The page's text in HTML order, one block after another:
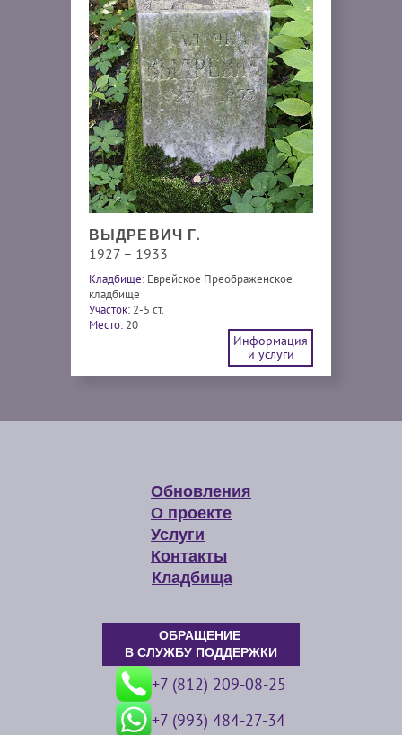
ВЫДРЕВИЧ Г.
1927 – 1933
Кладбище: Еврейское Преображенское
кладбище
Участок: 2-5 ст.
Место: 20
Информация
и услуги
Обновления
О проекте
Услуги
Контакты
Кладбища
ОБРАЩЕНИЕ
В СЛУЖБУ ПОДДЕРЖКИ
+7 (812) 209-08-25
+7 (993) 484-27-34